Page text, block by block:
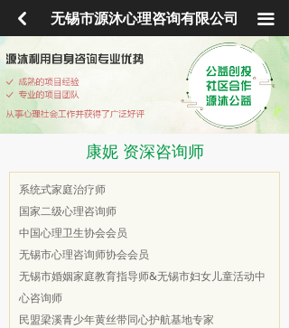
无锡市源沐心理咨询有限公司 끀
首页
心理咨询
心理培训
心理专家
学校服务
企业EAP
社会工作
낒
康妮 资深咨询师
系统式家庭治疗师
国家二级心理咨询师
中国心理卫生协会会员
无锡市心理咨询师协会会员
无锡市婚姻家庭教育指导师&无锡市妇女儿童活动中
心咨询师
民盟梁溪青少年黄丝带同心护航基地专家